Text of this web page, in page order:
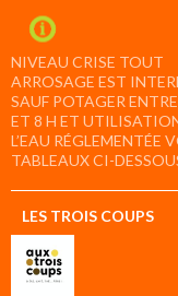
NIVEAU CRISE TOUT
ARROSAGE EST
SAUF POTAGER
ET 8 H ET
L’EAU RÉGLEMENTÉE
TABLEAUX CI-
LES TROIS COUPS